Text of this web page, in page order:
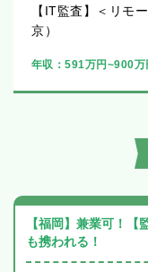
【IT監査】＜リモ
京）
年収：591万円~900万
【福岡】兼業可！
も携われる！